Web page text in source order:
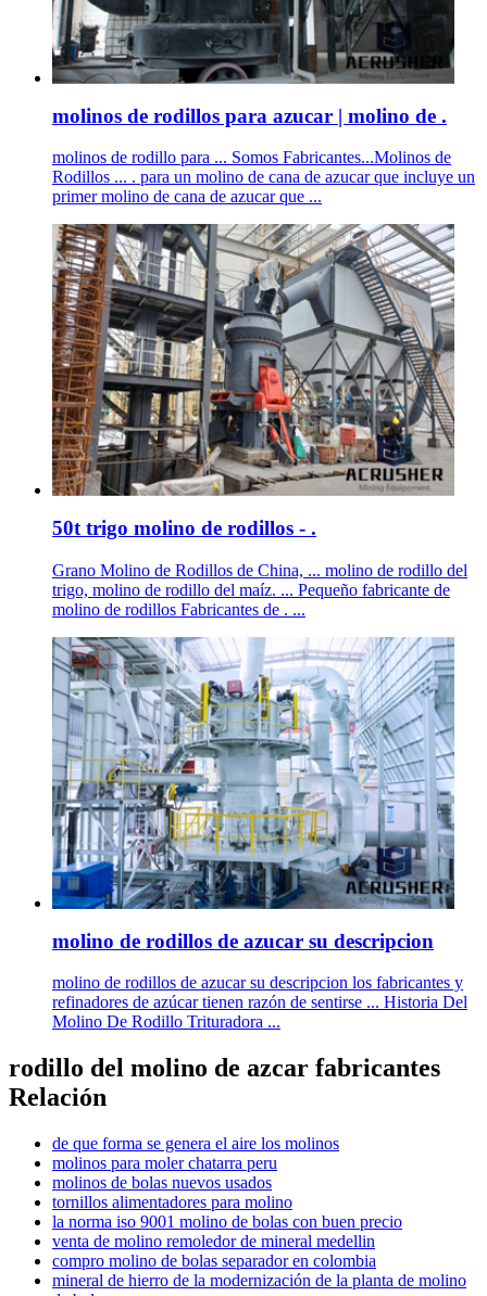
molinos de rodillos para azucar | molino de .
molinos de rodillo para ... Somos Fabricantes...Molinos de
Rodillos ... . para un molino de cana de azucar que incluye un
primer molino de cana de azucar que ...
50t trigo molino de rodillos - .
Grano Molino de Rodillos de China, ... molino de rodillo del
trigo, molino de rodillo del maíz. ... Pequeño fabricante de
molino de rodillos Fabricantes de . ...
molino de rodillos de azucar su descripcion
molino de rodillos de azucar su descripcion los fabricantes y
refinadores de azúcar tienen razón de sentirse ... Historia Del
Molino De Rodillo Trituradora ...
rodillo del molino de azcar fabricantes
Relación
de que forma se genera el aire los molinos
molinos para moler chatarra peru
molinos de bolas nuevos usados
tornillos alimentadores para molino
la norma iso 9001 molino de bolas con buen precio
venta de molino remoledor de mineral medellin
compro molino de bolas separador en colombia
mineral de hierro de la modernización de la planta de molino